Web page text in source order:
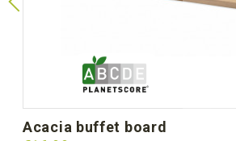
acacia buffet board